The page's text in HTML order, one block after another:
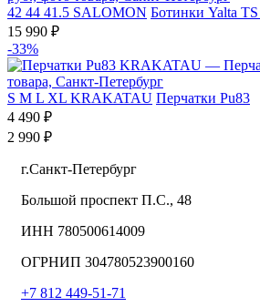
42 44 41.5 SALOMON Ботинки Yalta
15 990 ₽
-33%
S M L XL KRAKATAU Перчатки Pu83
4 490 ₽
2 990 ₽
г.Санкт-Петербург
Большой проспект П.С., 48
ИНН 780500614009
ОГРНИП 304780523900160
+7 812 449-51-71